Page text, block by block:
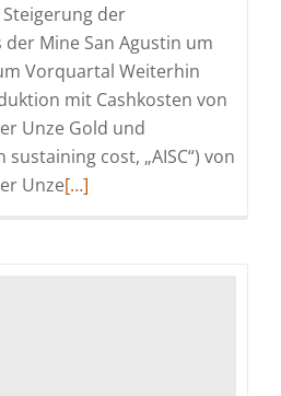
der
Mine San Agustin um
Vorquartal Weiterhin
mit Cashkosten von
Unze Gold und
cost, „AISC“) von
UnzeRead
[…]